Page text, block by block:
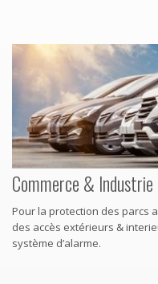
Commerce & Industrie
Pour la protection des parcs
des accès extérieurs &
système d’alarme.